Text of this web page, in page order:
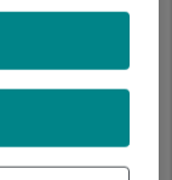
del